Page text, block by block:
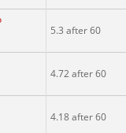
5.3 after 60
4.72 after 60
4.18 after 60